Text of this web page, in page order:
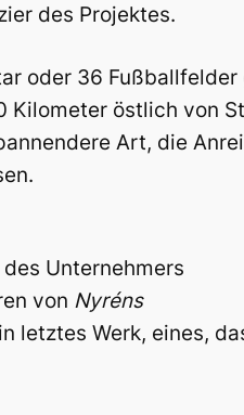
des Projektes.
oder 36
östlich von
Art, die
Unternehmers
von Nyréns
letztes Werk, eines,